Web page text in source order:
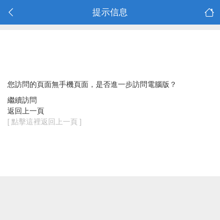
提示信息
您訪問的頁面無手機頁面，是否進一步訪問電腦版？
繼續訪問
返回上一頁
[ 點擊這裡返回上一頁 ]